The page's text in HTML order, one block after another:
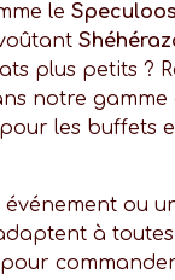
le Speculoos
plus petits ?
notre gamme
les buffets
événement ou
à
pour